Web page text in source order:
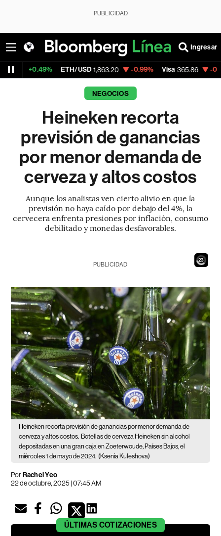
PUBLICIDAD
Ingresar
ETH/USD 1,863.20 -0.99% Visa 365.86 -0.07%
NEGOCIOS
Heineken recorta
previsión de ganancias
por menor demanda de
cerveza y altos costos
Aunque los analistas ven cierto alivio en que la
previsión no haya caído por debajo del 4%, la
cervecera enfrenta presiones por inflación, consumo
debilitado y monedas desfavorables.
21
PUBLICIDAD
Heineken recorta previsión de ganancias por menor demanda de
cerveza y altos costos. Botellas de cerveza Heineken sin alcohol
depositadas en una gran caja en Zoeterwoude, Países Bajos, el
miércoles 1 de mayo de 2024. (Ksenia Kuleshova)
PorRachel Yeo
22 de octubre, 2025 | 07:45 AM
ÚLTIMAS COTIZACIONES